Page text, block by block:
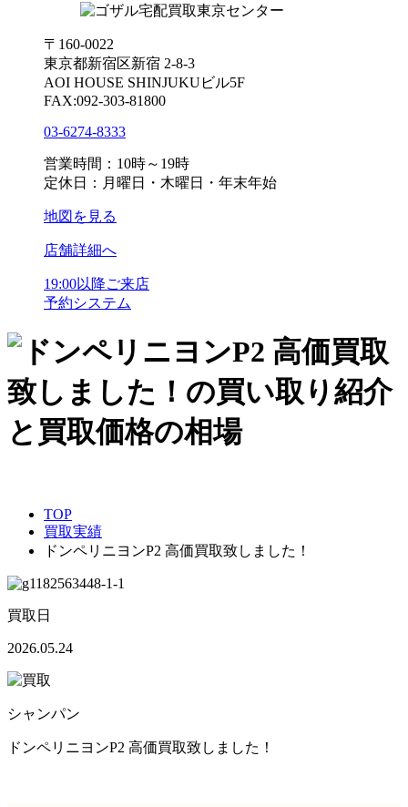
〒160-0022
東京都新宿区新宿 2-8-3
AOI HOUSE SHINJUKUビル5F
FAX:092-303-81800
03-6274-8333
営業時間：10時～19時
定休日：月曜日・木曜日・年末年始
地図を見る
店舗詳細へ
19:00以降ご来店
予約システム
TOP
買取実績
ドンペリニヨンP2 高価買取致しました！
買取日
2026.05.24
シャンパン
ドンペリニヨンP2 高価買取致しました！